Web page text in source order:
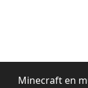
Minecraft en